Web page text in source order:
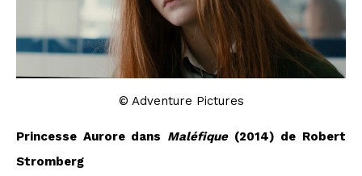
© Adventure Pictures
Princesse Aurore dans Maléfique(2014) de Robert
Stromberg